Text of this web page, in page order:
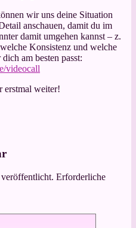
wir uns deine Situation
anschauen, damit du im
damit umgehen kannst – z.
Konsistenz und welche
am besten passt:
videocall
erstmal weiter!
Erforderliche